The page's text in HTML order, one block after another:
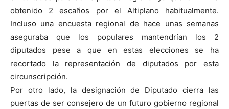
obtenido 2 escaños por el Altiplano habitualmente.
Incluso una encuesta regional de hace unas semanas
aseguraba que los populares mantendrían los 2
diputados pese a que en estas elecciones se ha
recortado la representación de diputados por esta
circunscripción.
Por otro lado, la designación de Diputado cierra las
puertas de ser consejero de un futuro gobierno regional